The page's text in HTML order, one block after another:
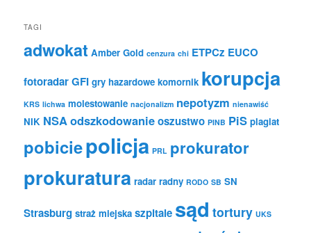
TAGI
adwokat Amber Gold cenzura chi ETPCz EUCO
fotoradarGFI gry hazardowe komornik korupcja
KRS lichwa molestowanie nacjonalizm nepotyzm nienawiść
NIK NSAodszkodowanieoszustwo PINB PiS plagiat
pobiciepolicja PRL prokurator
prokuratura radar radny RODO SB SN
Strasburg straż miejska szpitale sąd tortury UKS